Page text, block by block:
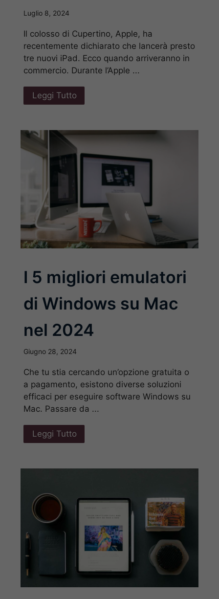
Luglio 8, 2024
Il colosso di Cupertino, Apple, ha
recentemente dichiarato che lancerà presto
tre nuovi iPad. Ecco quando arriveranno in
commercio. Durante l’Apple ...
Leggi Tutto
I 5 migliori emulatori
di Windows su Mac
nel 2024
Giugno 28, 2024
Che tu stia cercando un’opzione gratuita o
a pagamento, esistono diverse soluzioni
efficaci per eseguire software Windows su
Mac. Passare da ...
Leggi Tutto